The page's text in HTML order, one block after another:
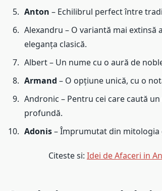
Anton – Echilibrul perfect între
Alexandru – O variantă mai extinsă
eleganța clasică.
Albert – Un nume cu o aură de
Armand – O opțiune unică, cu o
Andronic – Pentru cei care caută
profundă.
Adonis– Împrumutat din mitologia
Citeste si: Idei de Afaceri in